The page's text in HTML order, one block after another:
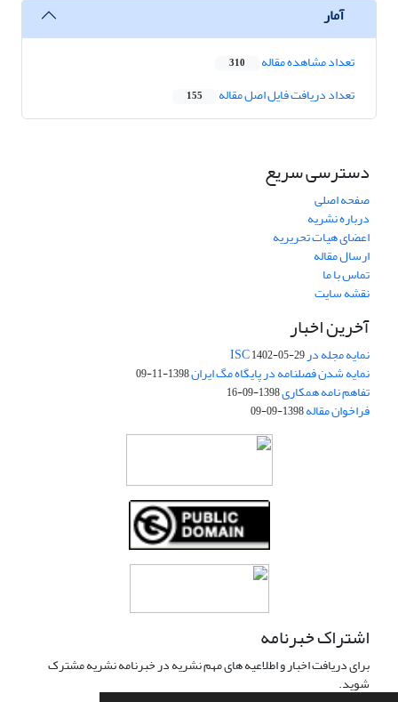
آمار
تعداد مشاهده مقاله 310
تعداد دریافت فایل اصل مقاله 155
دسترسی سریع
صفحه اصلی
درباره نشریه
اعضای هیات تحریریه
ارسال مقاله
تماس با ما
نقشه سایت
آخرین اخبار
نمایه مجله در ISC1402-05-29
نمایه شدن فصلنامه در پایگاه مگ ایران1398-11-09
تفاهم نامه همکاری1398-09-16
فراخوان مقاله1398-09-09
اشتراک خبرنامه
برای دریافت اخبار و اطلاعیه های مهم نشریه در خبرنامه نشریه مشترک
شوید.